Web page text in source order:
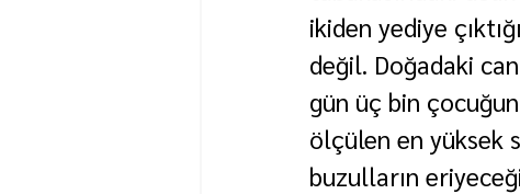
ikiden yediye
değil. Doğadaki
gün üç bin
ölçülen en yüksek
buzulların